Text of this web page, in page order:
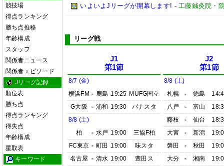
競技場
得点ランキング
勝ち点推移
年齢構成
スタッフ
関係者ニュース
関係者エピソード
Jリーグ記録
順位表
勝ち点
得点ランキング
得失点
年齢構成
星取表
キーワード
いよいよJリーグが開幕します! -工藤鍼灸院・
リーグ戦
J1
第1節
8/7 (金)
横浜FM - 鹿島 19:25 MUFG国立
G大阪
- 浦和 19:30
パナスタ
8/8 (土)
柏
- 水戸 19:00
三協F柏
FC東京 - 町田 19:00
味スタ
名古屋 - 清水 19:00
豊田ス
J2
第1節
8/8 (土)
札幌
- 徳島
八戸
- 富山
藤枝
- 仙台
大宮
- 新潟
磐田
- 秋田
大分
- 湘南